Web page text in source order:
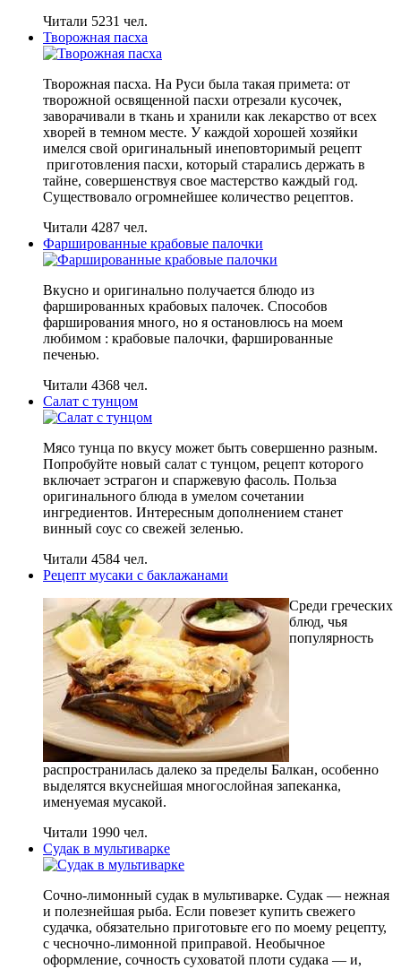
Читали 5231 чел.
Творожная пасха
Творожная пасха. На Руси была такая примета: от
творожной освященной пасхи отрезали кусочек,
заворачивали в ткань и хранили как лекарство от всех
хворей в темном месте. У каждой хорошей хозяйки
имелся свой оригинальный инеповторимый рецепт
приготовления пасхи, который старались держать в
тайне, совершенствуя свое мастерство каждый год.
Существовало огромнейшее количество рецептов.
Читали 4287 чел.
Фаршированные крабовые палочки
Вкусно и оригинально получается блюдо из
фаршированных крабовых палочек. Способов
фарширования много, но я остановлюсь на моем
любимом : крабовые палочки, фаршированные
печенью.
Читали 4368 чел.
Салат с тунцом
Мясо тунца по вкусу может быть совершенно разным.
Попробуйте новый салат с тунцом, рецепт которого
включает эстрагон и спаржевую фасоль. Польза
оригинального блюда в умелом сочетании
ингредиентов. Интересным дополнением станет
винный соус со свежей зеленью.
Читали 4584 чел.
Рецепт мусаки с баклажанами
Среди греческих
блюд, чья
популярность
распространилась далеко за пределы Балкан, особенно
выделятся вкуснейшая многослойная запеканка,
именуемая мусакой.
Читали 1990 чел.
Судак в мультиварке
Сочно-лимонный судак в мультиварке. Судак — нежная
и полезнейшая рыба. Если повезет купить свежего
судачка, обязательно приготовьте его по моему рецепту,
с чесночно-лимонной приправой. Необычное
оформление, сочность суховатой плоти судака — и,